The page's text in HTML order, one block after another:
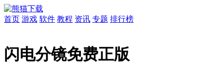
首页 游戏 软件 教程 资讯 专题 排行榜
闪电分镜免费正版